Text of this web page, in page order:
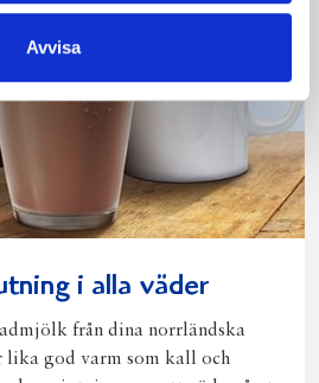
Avvisa
i alla väder
från dina norrländska
lika god varm som kall och